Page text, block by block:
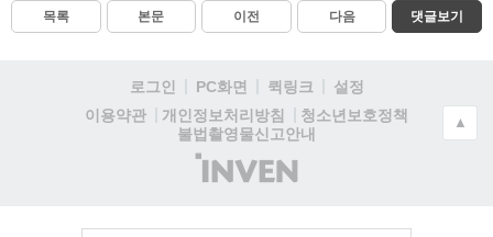
목록 본문 이전 다음 댓글보기
로그인 PC화면 퀵링크
설정
이용약관
개인정보처리방침
청소년보호정책
불법촬영물신고안내
(주)
인
▲